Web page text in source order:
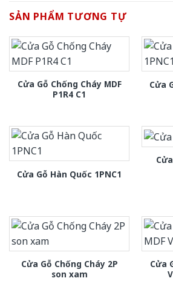
SẢN PHẨM TƯƠNG TỰ
Cửa Gỗ Chống Cháy MDF
P1R4 C1
Cửa
Cửa Gỗ Hàn Quốc 1PNC1
Cửa Gỗ Chống Cháy 2P
son xam
Cửa